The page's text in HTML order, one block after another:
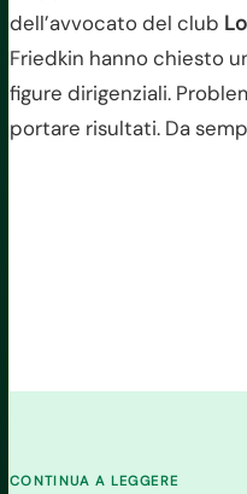
dell’avvocato del club
Friedkin hanno chiesto
figure dirigenziali.
portare risultati. Da
CONTINUA A LEGGERE